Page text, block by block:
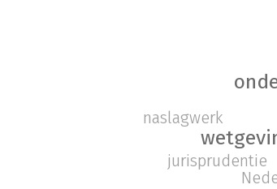
jurisprudentie
naslagwerk